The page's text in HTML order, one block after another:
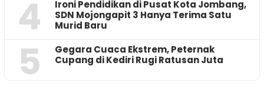
4
Ironi Pendidikan di Pusat Kota Jombang,
SDN Mojongapit 3 Hanya Terima Satu
Murid Baru
5
‎Gegara Cuaca Ekstrem, Peternak
Cupang di Kediri Rugi Ratusan Juta